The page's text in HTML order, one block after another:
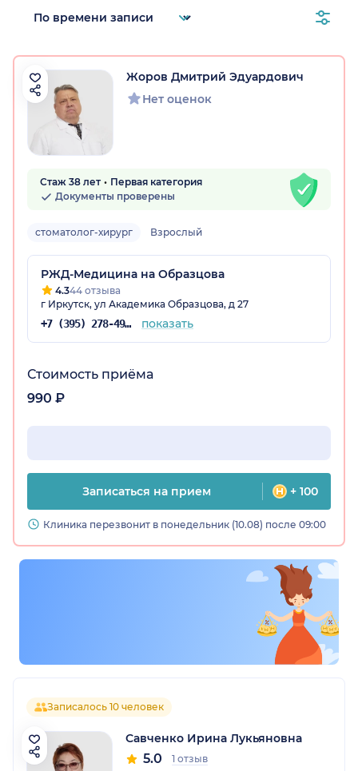
Жоров Дмитрий Эдуардович
Нет оценок
Стаж 38 лет
Первая категория
Документы проверены
стоматолог-хирург Взрослый
РЖД-Медицина на Образцова
4.344 отзыва
г Иркутск, ул Академика Образцова, д 27
+7 (395) 278-49-11 показать
Стоимость приёма
990 ₽
Записаться на прием + 100
Клиника перезвонит в понедельник (10.08) после 09:00
Записалось 10 человек
Савченко Ирина Лукьяновна
5.0 1 отзыв